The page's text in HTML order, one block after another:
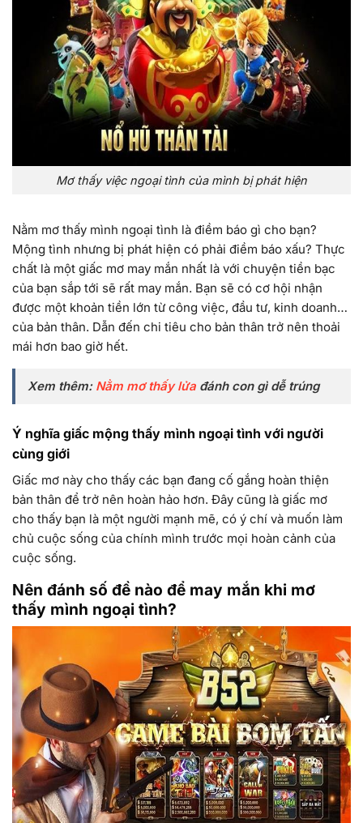
Mơ thấy việc ngoại tình của mình bị phát hiện
Nằm mơ thấy mình ngoại tình là điềm báo gì cho bạn?
Mộng tình nhưng bị phát hiện có phải điềm báo xấu? Thực
chất là một giấc mơ may mắn nhất là với chuyện tiền bạc
của bạn sắp tới sẽ rất may mắn. Bạn sẽ có cơ hội nhận
được một khoản tiền lớn từ công việc, đầu tư, kinh doanh…
của bản thân. Dẫn đến chi tiêu cho bản thân trở nên thoải
mái hơn bao giờ hết.
Xem thêm: Nằm mơ thấy lửa đánh con gì dễ trúng
Ý nghĩa giấc mộng thấy mình ngoại tình với người
cùng giới
Giấc mơ này cho thấy các bạn đang cố gắng hoàn thiện
bản thân để trở nên hoàn hảo hơn. Đây cũng là giấc mơ
cho thấy bạn là một người mạnh mẽ, có ý chí và muốn làm
chủ cuộc sống của chính mình trước mọi hoàn cảnh của
cuộc sống.
Nên đánh số đề nào để may mắn khi mơ
thấy mình ngoại tình?